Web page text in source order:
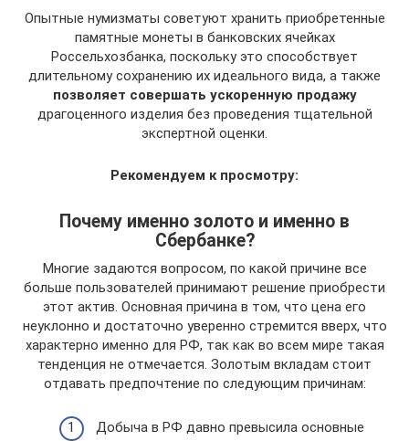
Опытные нумизматы советуют хранить приобретенные
памятные монеты в банковских ячейках
Россельхозбанка, поскольку это способствует
длительному сохранению их идеального вида, а также
позволяет совершать ускоренную продажу
драгоценного изделия без проведения тщательной
экспертной оценки.
Рекомендуем к просмотру:
Почему именно золото и именно в
Сбербанке?
Многие задаются вопросом, по какой причине все
больше пользователей принимают решение приобрести
этот актив. Основная причина в том, что цена его
неуклонно и достаточно уверенно стремится вверх, что
характерно именно для РФ, так как во всем мире такая
тенденция не отмечается. Золотым вкладам стоит
отдавать предпочтение по следующим причинам:
Добыча в РФ давно превысила основные